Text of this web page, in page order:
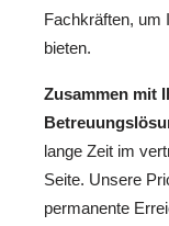
Fachkräften, um
bieten.
Zusammen mit
lange Zeit im
Seite. Unsere
permanente